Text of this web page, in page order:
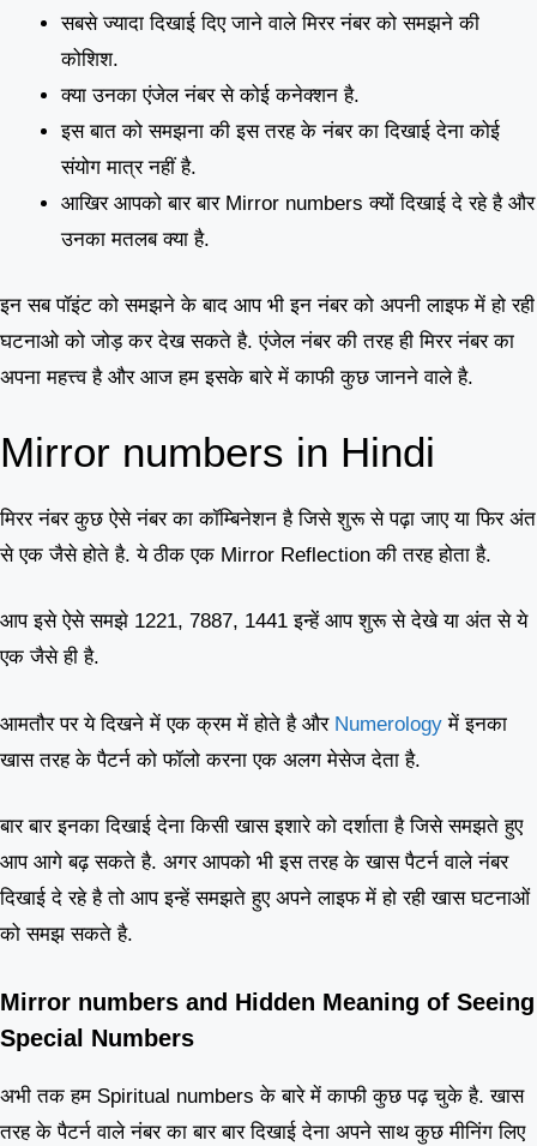
सबसे ज्यादा दिखाई दिए जाने वाले मिरर नंबर को समझने की
कोशिश.
क्या उनका एंजेल नंबर से कोई कनेक्शन है.
इस बात को समझना की इस तरह के नंबर का दिखाई देना कोई
संयोग मात्र नहीं है.
आखिर आपको बार बार Mirror numbers क्यों दिखाई दे रहे है और
उनका मतलब क्या है.
इन सब पॉइंट को समझने के बाद आप भी इन नंबर को अपनी लाइफ में हो रही
घटनाओ को जोड़ कर देख सकते है. एंजेल नंबर की तरह ही मिरर नंबर का
अपना महत्त्व है और आज हम इसके बारे में काफी कुछ जानने वाले है.
Mirror numbers in Hindi
मिरर नंबर कुछ ऐसे नंबर का कॉम्बिनेशन है जिसे शुरू से पढ़ा जाए या फिर अंत
से एक जैसे होते है. ये ठीक एक Mirror Reflection की तरह होता है.
आप इसे ऐसे समझे 1221, 7887, 1441 इन्हें आप शुरू से देखे या अंत से ये
एक जैसे ही है.
आमतौर पर ये दिखने में एक क्रम में होते है और Numerology में इनका
खास तरह के पैटर्न को फॉलो करना एक अलग मेसेज देता है.
बार बार इनका दिखाई देना किसी खास इशारे को दर्शाता है जिसे समझते हुए
आप आगे बढ़ सकते है. अगर आपको भी इस तरह के खास पैटर्न वाले नंबर
दिखाई दे रहे है तो आप इन्हें समझते हुए अपने लाइफ में हो रही खास घटनाओं
को समझ सकते है.
Mirror numbers and Hidden Meaning of Seeing
Special Numbers
अभी तक हम Spiritual numbers के बारे में काफी कुछ पढ़ चुके है. खास
तरह के पैटर्न वाले नंबर का बार बार दिखाई देना अपने साथ कुछ मीनिंग लिए